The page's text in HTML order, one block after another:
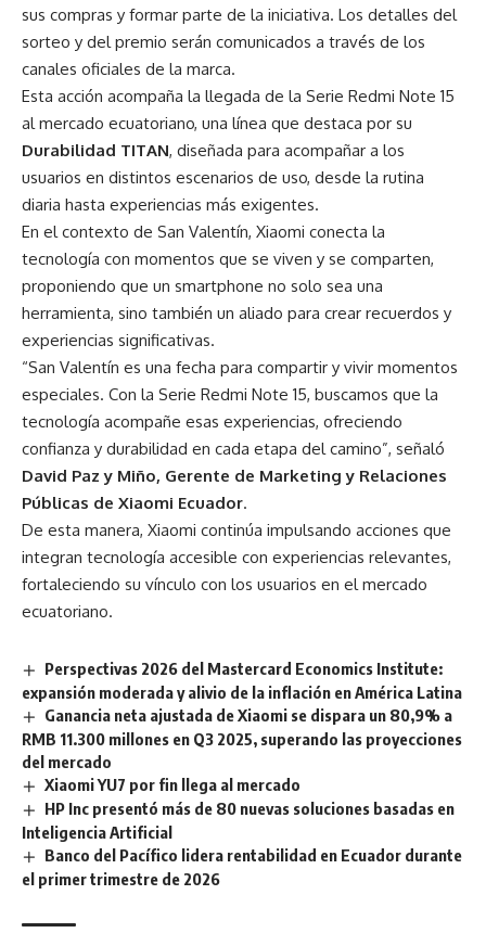
sus compras y formar parte de la iniciativa. Los detalles del
sorteo y del premio serán comunicados a través de los
canales oficiales de la marca.
Esta acción acompaña la llegada de la Serie Redmi Note 15
al mercado ecuatoriano, una línea que destaca por su
Durabilidad TITAN, diseñada para acompañar a los
usuarios en distintos escenarios de uso, desde la rutina
diaria hasta experiencias más exigentes.
En el contexto de San Valentín, Xiaomi conecta la
tecnología con momentos que se viven y se comparten,
proponiendo que un smartphone no solo sea una
herramienta, sino también un aliado para crear recuerdos y
experiencias significativas.
“San Valentín es una fecha para compartir y vivir momentos
especiales. Con la Serie Redmi Note 15, buscamos que la
tecnología acompañe esas experiencias, ofreciendo
confianza y durabilidad en cada etapa del camino”, señaló
David Paz y Miño, Gerente de Marketing y Relaciones
Públicas de Xiaomi Ecuador.
De esta manera, Xiaomi continúa impulsando acciones que
integran tecnología accesible con experiencias relevantes,
fortaleciendo su vínculo con los usuarios en el mercado
ecuatoriano.
Perspectivas 2026 del Mastercard Economics Institute:
expansión moderada y alivio de la inflación en América Latina
Ganancia neta ajustada de Xiaomi se dispara un 80,9% a
RMB 11.300 millones en Q3 2025, superando las proyecciones
del mercado
Xiaomi YU7 por fin llega al mercado
HP Inc presentó más de 80 nuevas soluciones basadas en
Inteligencia Artificial
Banco del Pacífico lidera rentabilidad en Ecuador durante
el primer trimestre de 2026